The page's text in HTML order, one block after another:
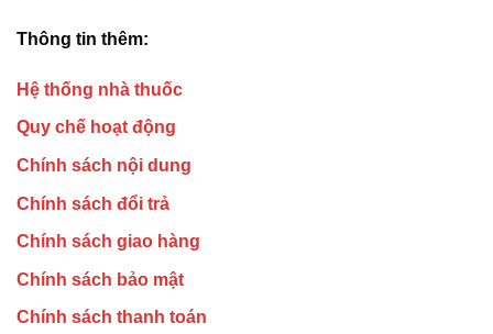
Thông tin thêm:
Hệ thống nhà thuốc
Quy chế hoạt động
Chính sách nội dung
Chính sách đổi trả
Chính sách giao hàng
Chính sách bảo mật
Chính sách thanh toán